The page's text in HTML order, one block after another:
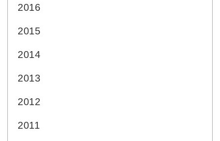
2016
2015
2014
2013
2012
2011